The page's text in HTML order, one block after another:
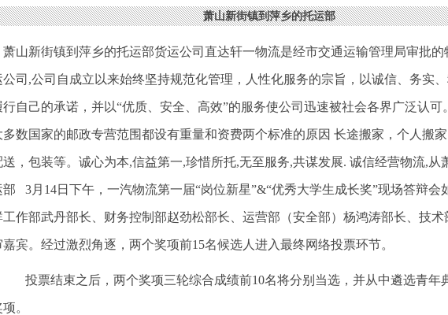
萧山新街镇到萍乡的托运部
萧山新街镇到萍乡的托运部货运公司直达轩一物流是经市交通运输管理局审批的
公司,公司自成立以来始终坚持规范化管理，人性化服务的宗旨，以诚信、务实
行自己的承诺，并以“优质、安全、高效”的服务使公司迅速被社会各界广泛认可
多数国家的邮政专营范围都设有重量和资费两个标准的原因 长途搬家，个人搬
送，包装等。诚心为本,信益第一,珍惜所托,无至服务,共谋发展. 诚信经营物流,从
部 3月14日下午，一汽物流第一届“岗位新星”&“优秀大学生成长奖”现场答辩会
工作部武丹部长、财务控制部赵劲松部长、运营部（安全部）杨鸿涛部长、技
嘉宾。经过激烈角逐，两个奖项前15名候选人进入最终网络投票环节。
投票结束之后，两个奖项三轮综合成绩前10名将分别当选，并从中遴选青年
。